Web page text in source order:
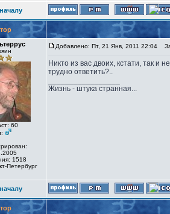
60
1518
Петербург
Добавлено: Пт, 21 Янв, 2011 22:04
Никто из вас двоих, кстати, так и
трудно ответить?..
Жизнь - штука странная...